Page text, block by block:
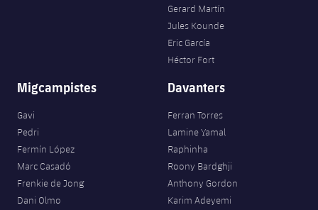
Gerard Martín
Jules Kounde
Eric García
Héctor Fort
Migcampistes
Gavi
Pedri
Fermín López
Marc Casadó
Frenkie de Jong
Dani Olmo
Davanters
Ferran Torres
Lamine Yamal
Raphinha
Roony Bardghji
Anthony Gordon
Karim Adeyemi